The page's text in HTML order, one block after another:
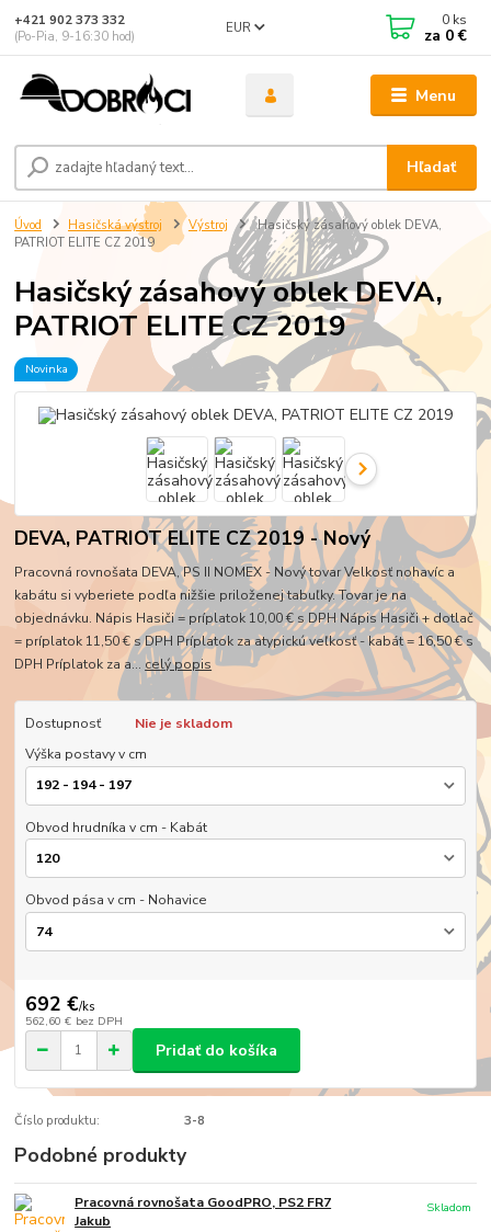
Menu
EUR
Hľadať
+421 902 373 332
(Po-Pia, 9-16:30 hod)
0 ks
za 0 €
Úvod Hasičská výstroj Výstroj
Hasičský zásahový oblek DEVA,
PATRIOT ELITE CZ 2019
Hasičský zásahový oblek DEVA,
PATRIOT ELITE CZ 2019
Novinka
DEVA, PATRIOT ELITE CZ 2019 - Nový
Pracovná rovnošata DEVA, PS II NOMEX - Nový tovar Velkosť nohavíc a
kabátu si vyberiete podľa nižšie priloženej tabuľky. Tovar je na
objednávku. Nápis Hasiči = príplatok 10,00 € s DPH Nápis Hasiči + dotlač
= príplatok 11,50 € s DPH Príplatok za atypickú veľkosť - kabát = 16,50 € s
DPH Príplatok za a... celý popis
Dostupnosť
Nie je skladom
Výška postavy v cm
Obvod hrudníka v cm - Kabát
Obvod pása v cm - Nohavice
692 €/ks
562,60 € bez DPH
Pridať do košíka
Číslo produktu: 3-8
Podobné produkty
Pracovná rovnošata GoodPRO, PS2 FR7
Jakub
Skladom